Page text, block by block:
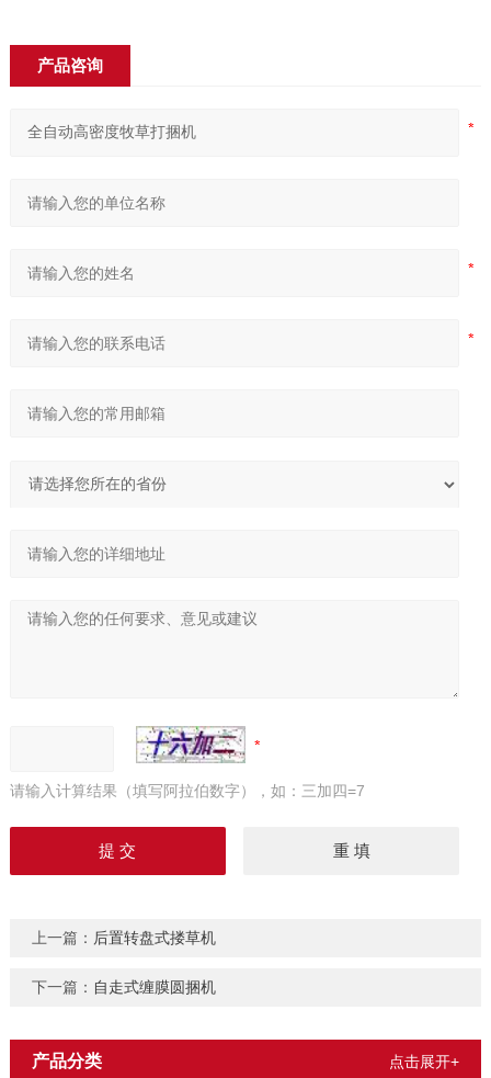
产品咨询
请输入计算结果（填写阿拉伯数字），如：三加四=7
上一篇： 后置转盘式搂草机
下一篇： 自走式缠膜圆捆机
产品分类 点击展开+